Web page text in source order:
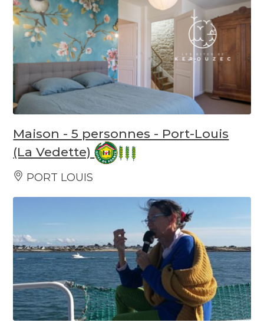
Maison - 5 personnes - Port-Louis
(La Vedette)
PORT LOUIS